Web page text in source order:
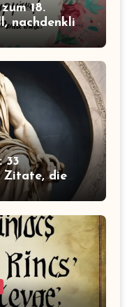
18.
nachdenklich
33
Zitate, die